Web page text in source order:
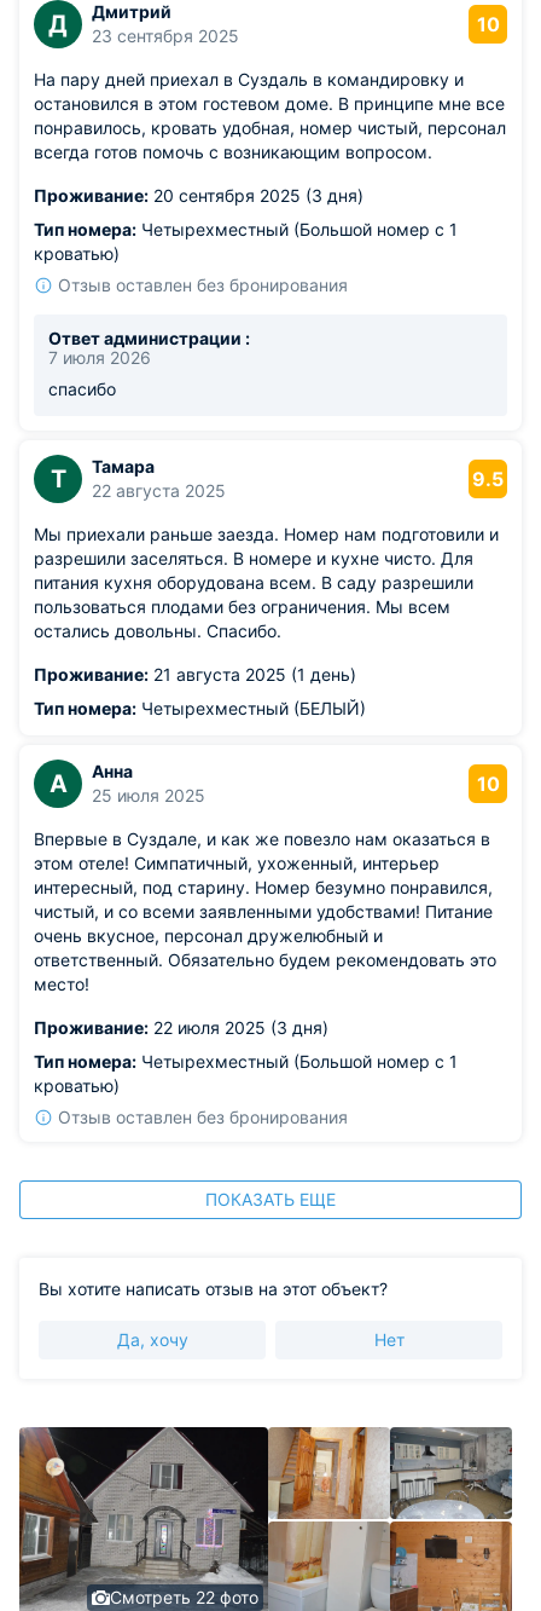
Д
Дмитрий
23 сентября 2025
10
На пару дней приехал в Суздаль в командировку и
остановился в этом гостевом доме. В принципе мне все
понравилось, кровать удобная, номер чистый, персонал
всегда готов помочь с возникающим вопросом.
Проживание: 20 сентября 2025 (3 дня)
Тип номера: Четырехместный (Большой номер с 1
кроватью)
Отзыв оставлен без бронирования
Ответ администрации :
7 июля 2026
спасибо
Т
Тамара
22 августа 2025
9.5
Мы приехали раньше заезда. Номер нам подготовили и
разрешили заселяться. В номере и кухне чисто. Для
питания кухня оборудована всем. В саду разрешили
пользоваться плодами без ограничения. Мы всем
остались довольны. Спасибо.
Проживание: 21 августа 2025 (1 день)
Тип номера: Четырехместный (БЕЛЫЙ)
А
Анна
25 июля 2025
10
Впервые в Суздале, и как же повезло нам оказаться в
этом отеле! Симпатичный, ухоженный, интерьер
интересный, под старину. Номер безумно понравился,
чистый, и со всеми заявленными удобствами! Питание
очень вкусное, персонал дружелюбный и
ответственный. Обязательно будем рекомендовать это
место!
Проживание: 22 июля 2025 (3 дня)
Тип номера: Четырехместный (Большой номер с 1
кроватью)
Отзыв оставлен без бронирования
ПОКАЗАТЬ ЕЩЕ
Вы хотите написать отзыв на этот объект?
Да, хочу Нет
Смотреть 22 фото